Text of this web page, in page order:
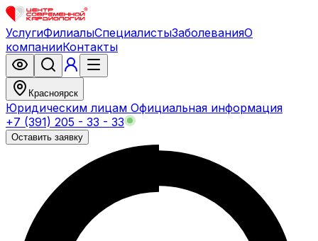
УслугиФилиалыСпециалистыЗаболеванияО
компанииКонтакты
Красноярск
Юридическим лицам Официальная информация
+7 (391) 205 - 33 - 33
Оставить заявку